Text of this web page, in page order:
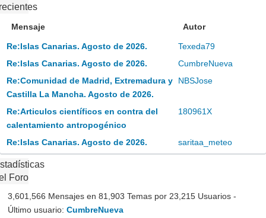
Mensaje Autor
Re:Islas Canarias. Agosto de 2026.
Texeda79
Re:Islas Canarias. Agosto de 2026.
CumbreNueva
Re:Comunidad de Madrid, Extremadura y
Castilla La Mancha. Agosto de 2026.
NBSJose
Re:Articulos científicos en contra del
calentamiento antropogénico
180961X
Re:Islas Canarias. Agosto de 2026. saritaa_meteo
Foro
3,601,566 Mensajes en 81,903 Temas por 23,215 Usuarios -
Último usuario: CumbreNueva